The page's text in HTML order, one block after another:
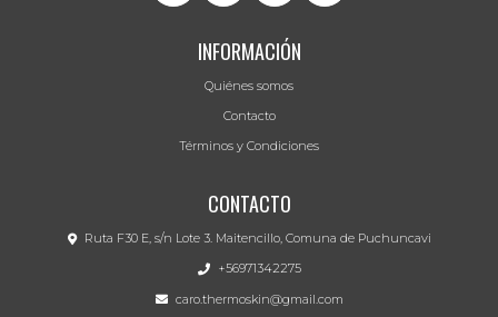
INFORMACIÓN
Quiénes somos
Contacto
Términos y Condiciones
CONTACTO
Ruta F30 E, s/n Lote 3. Maitencillo, Comuna de Puchuncavi
+56971342275
caro.thermoskin@gmail.com